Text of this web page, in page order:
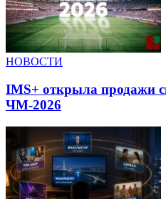
НОВОСТИ
IMS+ открыла продажи
ЧМ-2026